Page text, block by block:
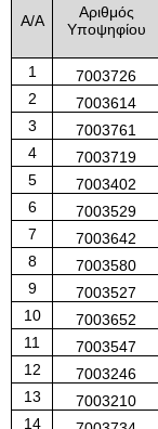
Α/Α
Αριθμός
Υποψηφίου
1
7003726
2
7003614
3
7003761
4
7003719
5
7003402
6
7003529
7
7003642
8
7003580
9
7003527
10
7003652
11
7003547
12
7003246
13
7003210
14